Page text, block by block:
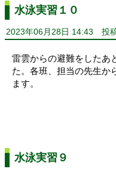
水泳実習１０
2023年06月28日 14:43 投
雷雲からの避難をしたあ
た。各班、担当の先生か
ます。
水泳実習９